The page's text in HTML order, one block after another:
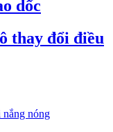
dốc
thay đổi điều